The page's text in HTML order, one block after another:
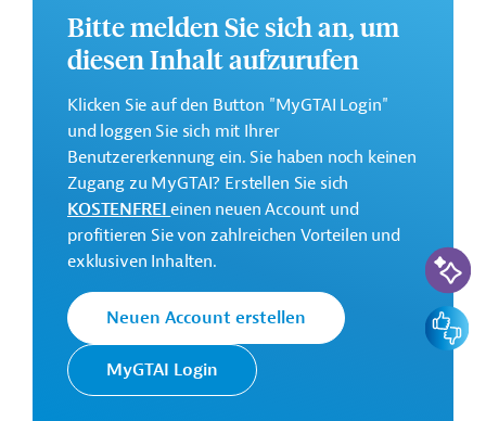
Weitere Informationen zu dem Entwicklungsprojekt
finden Sie auf derWebseite der ADB.
GTAI informiert über dieADB: Schwerpunkte,
Regularien und praktische Hinweise zur
Geschäftsanbahnung.
Gesamtkosten:
19,74 Millionen US-Dollar
Geberbeitrag:
10 Millionen US-Dollar (Zuschuss)
Kontaktadressen
Bitte melden Sie sich an, um
diesen Inhalt aufzurufen
Klicken Sie auf den Button "MyGTAI Login"
und loggen Sie sich mit Ihrer
Benutzererkennung ein. Sie haben noch keinen
Zugang zu MyGTAI? Erstellen Sie sich
KOSTENFREIeinen neuen Account und
profitieren Sie von zahlreichen Vorteilen und
exklusiven Inhalten.
Neuen Account erstellen
MyGTAI Login
KI-